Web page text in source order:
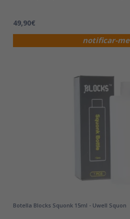
notificar-me
49,90€
Botella Blocks Squonk 15ml - Uwell Squon